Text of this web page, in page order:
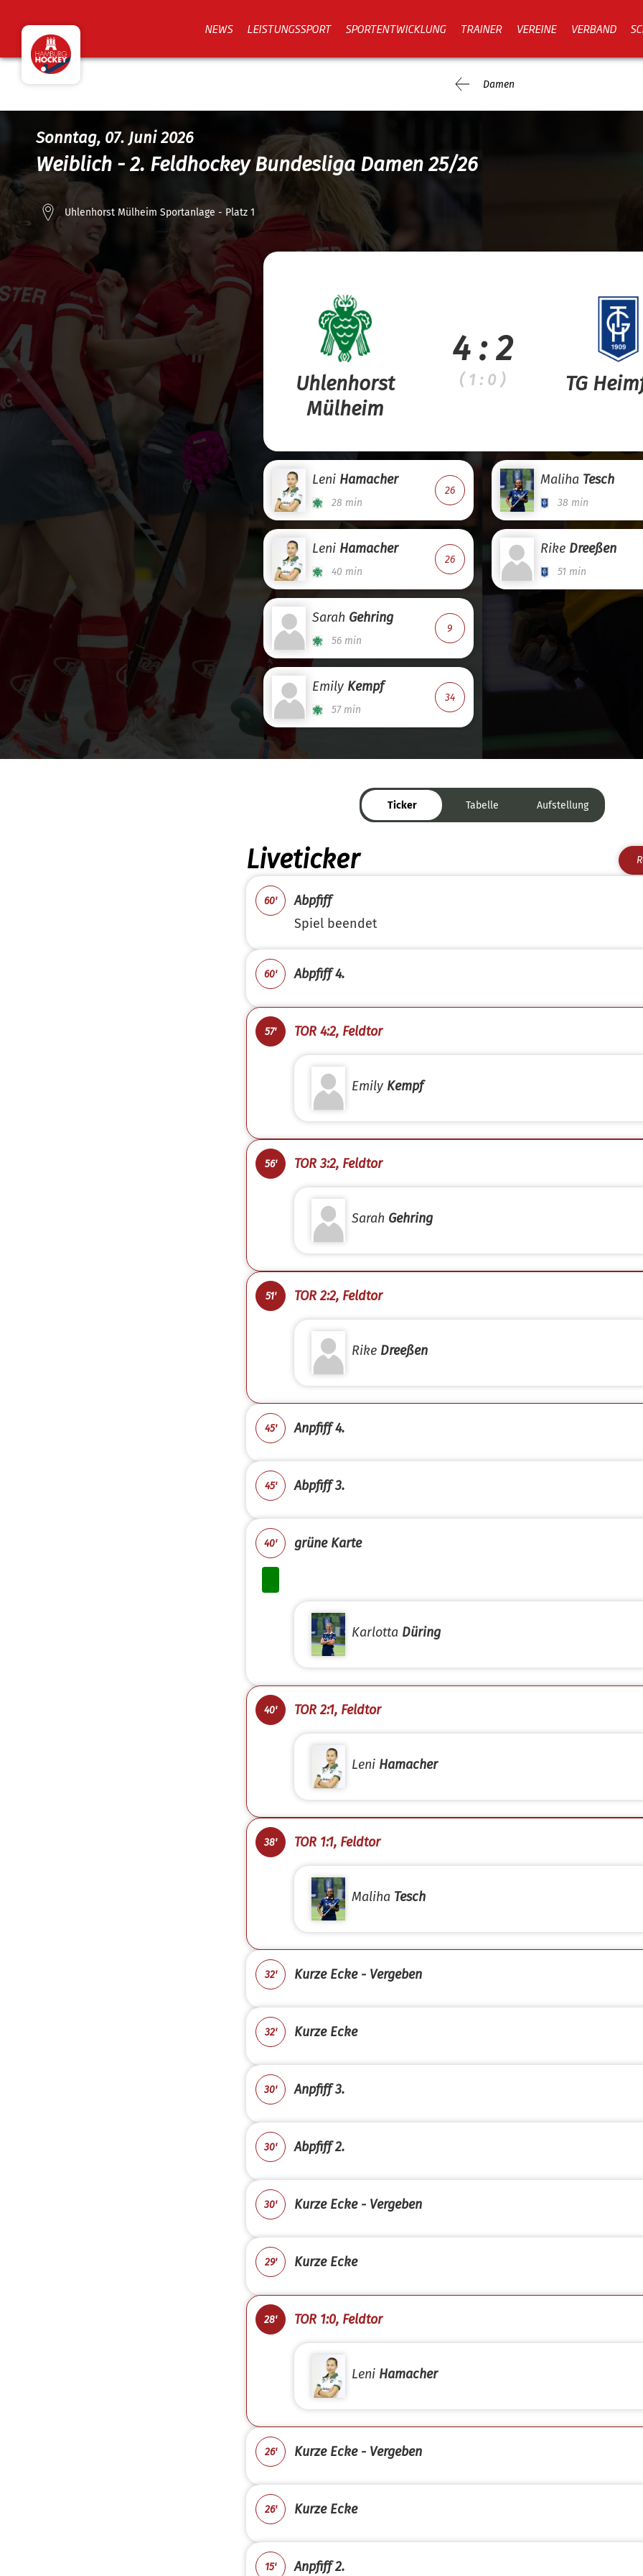
NEWS LEISTUNGSSPORT SPORTENTWICKLUNG TRAINER VEREINE VERBAND
Damen
Sonntag, 07. Juni 2026
Weiblich - 2. Feldhockey Bundesliga Damen 25/26
Uhlenhorst Mülheim Sportanlage - Platz 1
Uhlenhorst
Mülheim
4 : 2
( 1 : 0 ) TG
Leni Hamacher
28 min
26
Maliha Tesch
38 min
Leni Hamacher
40 min
26
Rike Dreeßen
51 min
Sarah Gehring
56 min
9
Emily Kempf
57 min
34
Ticker Tabelle Aufstellung
Liveticker
60'
Abpfiff
Spiel beendet
60' Abpfiff 4.
57' TOR 4:2, Feldtor
Emily Kempf
56' TOR 3:2, Feldtor
Sarah Gehring
51' TOR 2:2, Feldtor
Rike Dreeßen
45' Anpfiff 4.
45' Abpfiff 3.
40' grüne Karte
Karlotta Düring
40' TOR 2:1, Feldtor
Leni Hamacher
38' TOR 1:1, Feldtor
Maliha Tesch
32' Kurze Ecke - Vergeben
32' Kurze Ecke
30' Anpfiff 3.
30' Abpfiff 2.
30' Kurze Ecke - Vergeben
29' Kurze Ecke
28' TOR 1:0, Feldtor
Leni Hamacher
26' Kurze Ecke - Vergeben
26' Kurze Ecke
15' Anpfiff 2.